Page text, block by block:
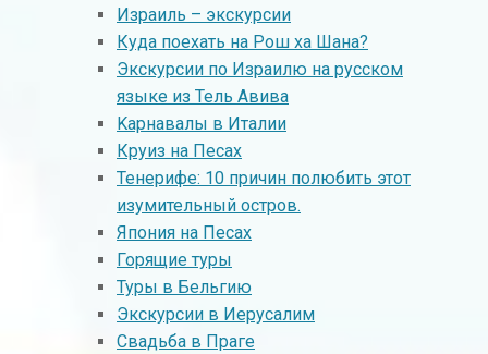
Израиль – экскурсии
Куда поехать на Рош ха Шана?
Экскурсии по Израилю на русском
языке из Тель Авива
Kарнавалы в Италии
Круиз на Песах
Тенерифе: 10 причин полюбить этот
изумительный остров.
Япония на Песах
Горящие туры
Туры в Бельгию
Экскурсии в Иерусалим
Свадьба в Праге